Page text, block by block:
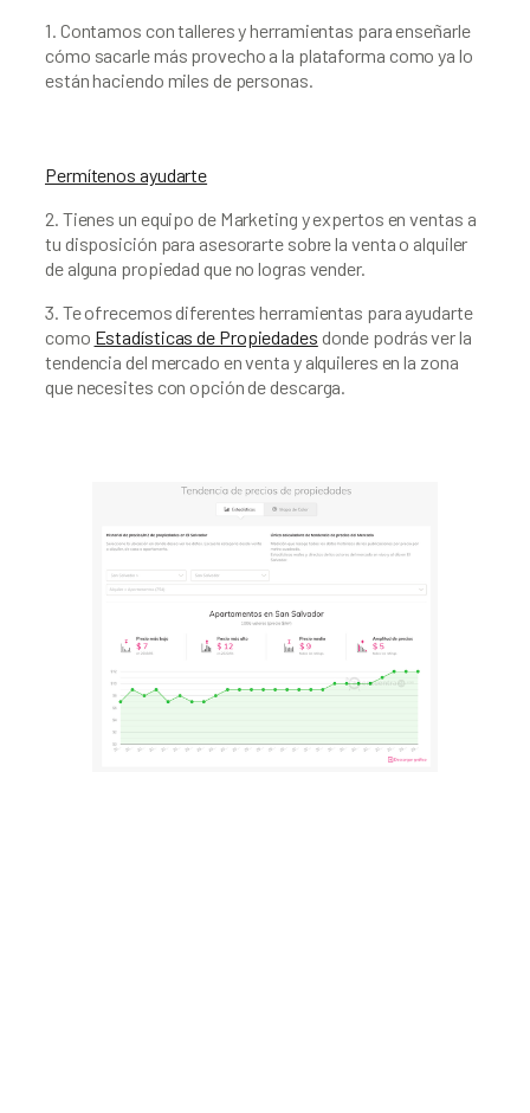
1. Contamos con talleres y herramientas para enseñarle
cómo sacarle más provecho a la plataforma como ya lo
están haciendo miles de personas.
Permítenos ayudarte
2. Tienes un equipo de Marketing y expertos en ventas a
tu disposición para asesorarte sobre la venta o alquiler
de alguna propiedad que no logras vender.
3. Te ofrecemos diferentes herramientas para ayudarte
como Estadísticas de Propiedades donde podrás ver la
tendencia del mercado en venta y alquileres en la zona
que necesites con opción de descarga.